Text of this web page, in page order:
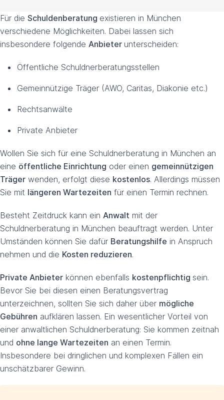
Für die Schuldenberatung existieren in München
verschiedene Möglichkeiten. Dabei lassen sich
insbesondere folgende Anbieter unterscheiden:
Öffentliche Schuldnerberatungsstellen
Gemeinnützige Träger (AWO, Caritas, Diakonie etc.)
Rechtsanwälte
Private Anbieter
Wollen Sie sich für eine Schuldnerberatung in München an
eine öffentliche Einrichtung oder einen gemeinnützigen
Träger wenden, erfolgt diese kostenlos. Allerdings müssen
Sie mit längeren Wartezeiten für einen Termin rechnen.
Besteht Zeitdruck kann ein Anwalt mit der
Schuldnerberatung in München beauftragt werden. Unter
Umständen können Sie dafür Beratungshilfe in Anspruch
nehmen und die Kosten reduzieren.
Private Anbieter können ebenfalls kostenpflichtig sein.
Bevor Sie bei diesen einen Beratungsvertrag
unterzeichnen, sollten Sie sich daher über mögliche
Gebühren aufklären lassen. Ein wesentlicher Vorteil von
einer anwaltlichen Schuldnerberatung: Sie kommen zeitnah
und ohne lange Wartezeiten an einen Termin.
Insbesondere bei dringlichen und komplexen Fällen ein
unschätzbarer Gewinn.